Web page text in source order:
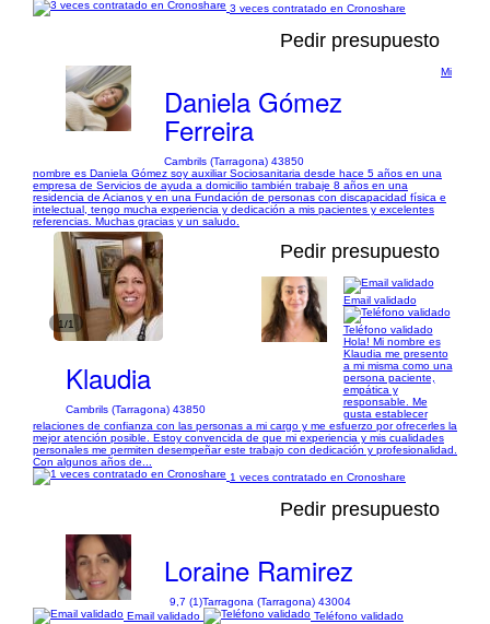
3 veces contratado en Cronoshare
Pedir presupuesto
Daniela Gómez
Ferreira
Cambrils (Tarragona) 43850
Mi
nombre es Daniela Gómez soy auxiliar Sociosanitaria desde hace 5 años en una
empresa de Servicios de ayuda a domicilio también trabaje 8 años en una
residencia de Acianos y en una Fundación de personas con discapacidad física e
intelectual, tengo mucha experiencia y dedicación a mis pacientes y excelentes
referencias. Muchas gracias y un saludo.
1/1
Pedir presupuesto
Klaudia
Cambrils (Tarragona) 43850
Email validado
Teléfono validado
Hola! Mi nombre es
Klaudia me presento
a mi misma como una
persona paciente,
empática y
responsable. Me
gusta establecer
relaciones de confianza con las personas a mi cargo y me esfuerzo por ofrecerles la
mejor atención posible. Estoy convencida de que mi experiencia y mis cualidades
personales me permiten desempeñar este trabajo con dedicación y profesionalidad.
Con algunos años de...
1 veces contratado en Cronoshare
Pedir presupuesto
Loraine Ramirez
9,7 (1)Tarragona (Tarragona) 43004
Email validado
Teléfono validado